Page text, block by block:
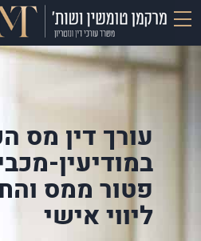
עורך דין מס
במודיעין-
פטור ממס
ליווי אישי